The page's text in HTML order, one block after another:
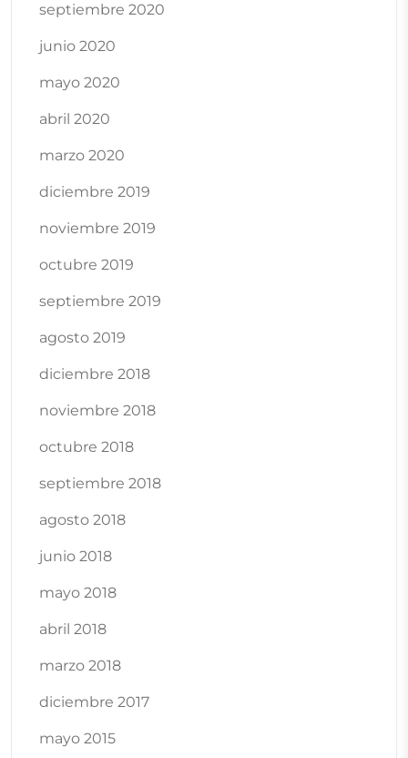
septiembre 2020
junio 2020
mayo 2020
abril 2020
marzo 2020
diciembre 2019
noviembre 2019
octubre 2019
septiembre 2019
agosto 2019
diciembre 2018
noviembre 2018
octubre 2018
septiembre 2018
agosto 2018
junio 2018
mayo 2018
abril 2018
marzo 2018
diciembre 2017
mayo 2015